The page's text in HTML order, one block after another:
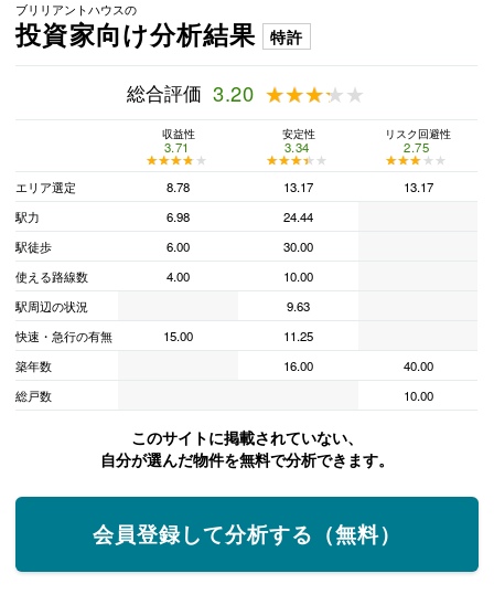
ブリリアントハウスの
投資家向け分析結果 特許
総合評価 3.20 ★★★★★
★★★★★
収益性
3.71
★★★★★
★★★★★
安定性
3.34
★★★★★
★★★★★
リスク回避性
2.75
★★★★★
★★★★★
エリア選定
8.78 13.17
13.17
駅力
6.98
24.44
駅徒歩
6.00
30.00
使える路線数
4.00
10.00
駅周辺の状況
9.63
快速・急行の有無
15.00
11.25
築年数
16.00
40.00
総戸数
10.00
このサイトに掲載されていない、
自分が選んだ物件を無料で分析できます。
会員登録して分析する（無料）